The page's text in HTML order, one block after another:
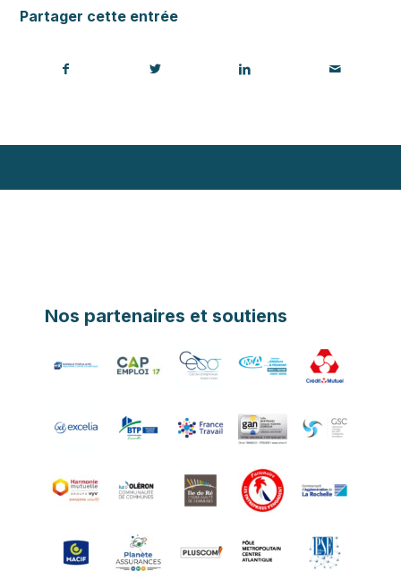
Partager cette entrée
Nos partenaires et soutiens